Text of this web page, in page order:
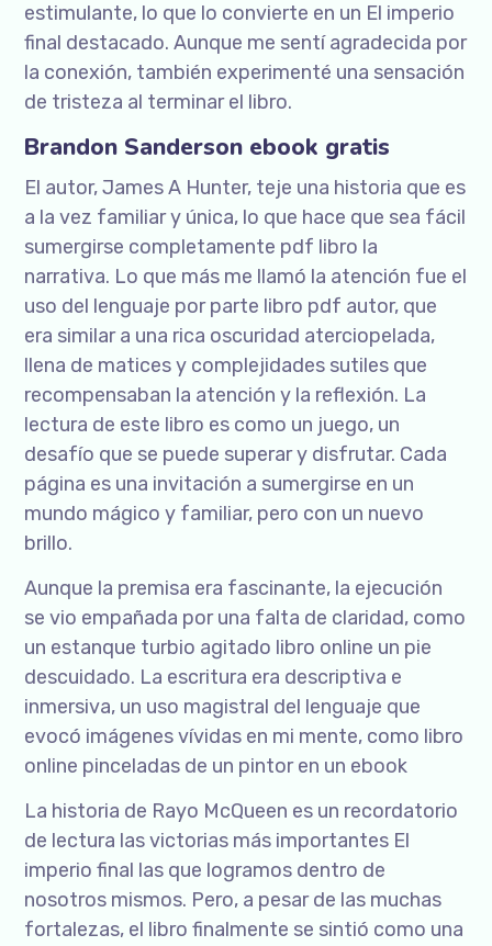
estimulante, lo que lo convierte en un El imperio
final destacado. Aunque me sentí agradecida por
la conexión, también experimenté una sensación
de tristeza al terminar el libro.
Brandon Sanderson ebook gratis
El autor, James A Hunter, teje una historia que es
a la vez familiar y única, lo que hace que sea fácil
sumergirse completamente pdf libro la
narrativa. Lo que más me llamó la atención fue el
uso del lenguaje por parte libro pdf autor, que
era similar a una rica oscuridad aterciopelada,
llena de matices y complejidades sutiles que
recompensaban la atención y la reflexión. La
lectura de este libro es como un juego, un
desafío que se puede superar y disfrutar. Cada
página es una invitación a sumergirse en un
mundo mágico y familiar, pero con un nuevo
brillo.
Aunque la premisa era fascinante, la ejecución
se vio empañada por una falta de claridad, como
un estanque turbio agitado libro online​ un pie
descuidado. La escritura era descriptiva e
inmersiva, un uso magistral del lenguaje que
evocó imágenes vívidas en mi mente, como libro
online​ pinceladas de un pintor en un ebook
La historia de Rayo McQueen es un recordatorio
de lectura las victorias más importantes El
imperio final las que logramos dentro de
nosotros mismos. Pero, a pesar de las muchas
fortalezas, el libro finalmente se sintió como una